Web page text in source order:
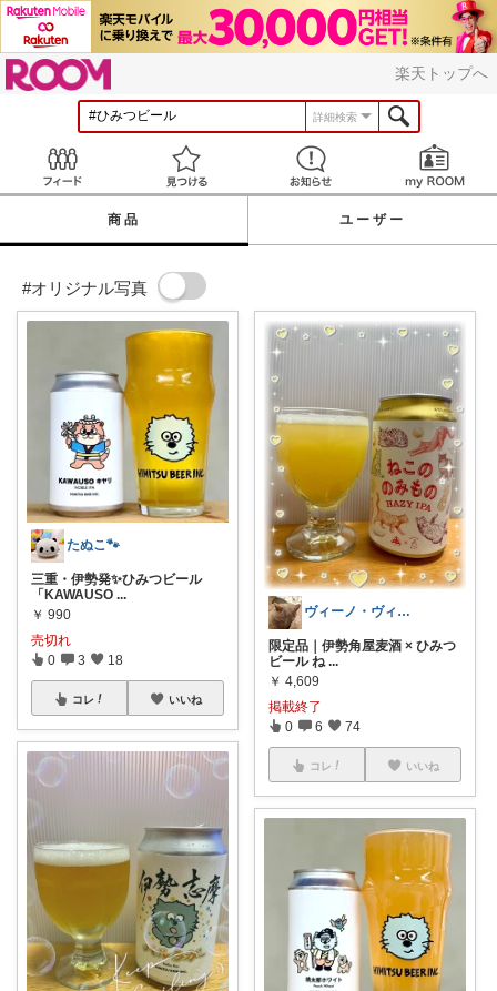
楽天トップへ
詳細検索
見つける お知らせ
商品 ユーザー
#オリジナル写真
たぬこ🐾
三重・伊勢発✨ひみつビール
「KAWAUSO ...
￥ 990
売切れ
0 3 18
コレ いいね
ヴィーノ・ヴィアーレ🍻🍷
限定品｜伊勢角屋麦酒 × ひみつ
ビール ね ...
￥ 4,609
掲載終了
0 6 74
コレ いいね